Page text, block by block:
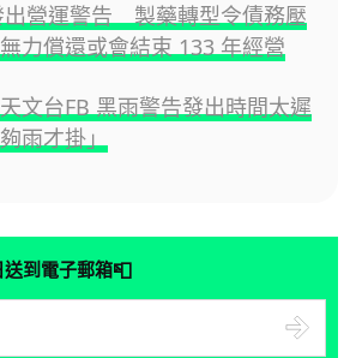
營運警告 製藥轉型令債務壓
力償還或會結束 133 年經營
文台FB 黑雨警告發出時間太遲
雨才掛」
到電子郵箱📮